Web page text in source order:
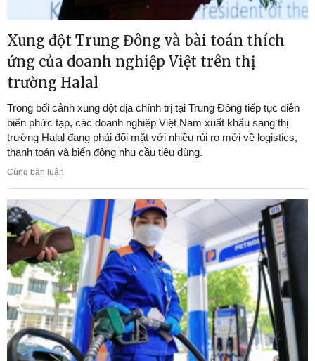
Xung đột Trung Đông và bài toán thích
ứng của doanh nghiệp Việt trên thị
trường Halal
Trong bối cảnh xung đột địa chính trị tại Trung Đông tiếp tục diễn
biến phức tạp, các doanh nghiệp Việt Nam xuất khẩu sang thị
trường Halal đang phải đối mặt với nhiều rủi ro mới về logistics,
thanh toán và biến động nhu cầu tiêu dùng.
Cùng bàn luận